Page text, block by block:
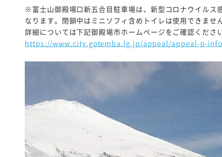
※富士山御殿場口新五合目駐車場は、新型コロナウイルス
なります。閉鎖中はミニソフィ含めトイレは使用できませ
詳細については下記御殿場市ホームページをご確認くださ
https://www.city.gotemba.lg.jp/appeal/appeal-p-